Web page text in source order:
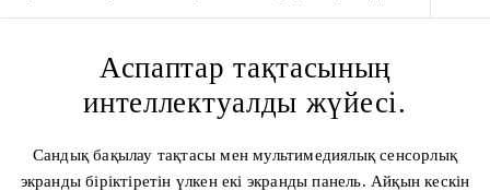
Аспаптар тақтасының
интеллектуалды жүйесі.
Сандық бақылау тақтасы мен мультимедиялық сенсорлық
экранды біріктіретін үлкен екі экранды панель. Айқын кескін